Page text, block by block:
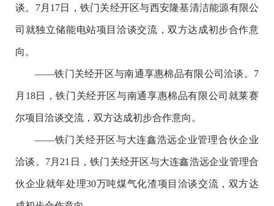
谈。7月17日，铁门关经开区与西安隆基清洁能源有限公
司就独立储能电站项目洽谈交流，双方达成初步合作意
向。
——铁门关经开区与南通享惠棉品有限公司洽谈。7
月18日，铁门关经开区与南通享惠棉品有限公司就莱赛
尔项目洽谈交流，双方达成初步合作意向。
——铁门关经开区与大连鑫浩远企业管理合伙企业
洽谈。7月21日，铁门关经开区与大连鑫浩远企业管理合
伙企业就年处理30万吨煤气化渣项目洽谈交流，双方达